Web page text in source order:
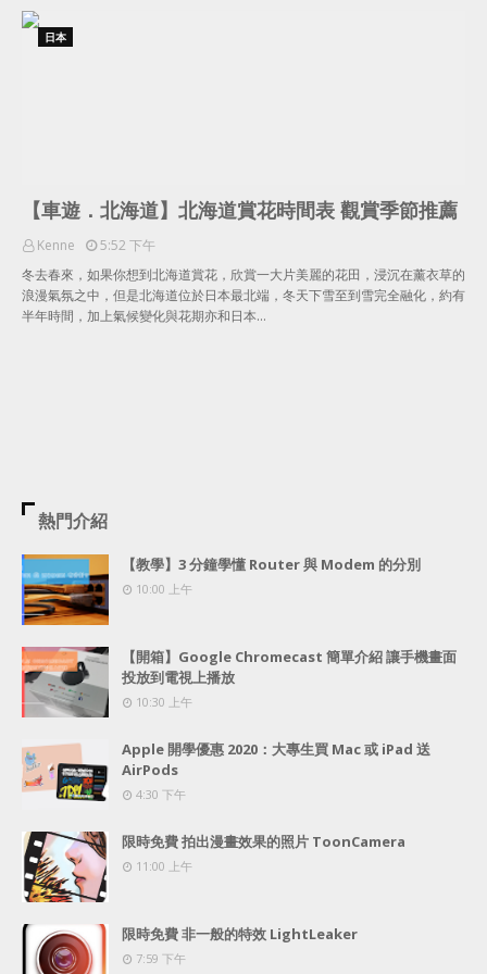
日本
【車遊．北海道】北海道賞花時間表 觀賞季節推薦
Kenne
5:52 下午
冬去春來，如果你想到北海道賞花，欣賞一大片美麗的花田，浸沉在薰衣草的
浪漫氣氛之中，但是北海道位於日本最北端，冬天下雪至到雪完全融化，約有
半年時間，加上氣候變化與花期亦和日本…
熱門介紹
【教學】3 分鐘學懂 Router 與 Modem 的分別
10:00 上午
【開箱】Google Chromecast 簡單介紹 讓手機畫面
投放到電視上播放
10:30 上午
Apple 開學優惠 2020：大專生買 Mac 或 iPad 送
AirPods
4:30 下午
限時免費 拍出漫畫效果的照片 ToonCamera
11:00 上午
限時免費 非一般的特效 LightLeaker
7:59 下午